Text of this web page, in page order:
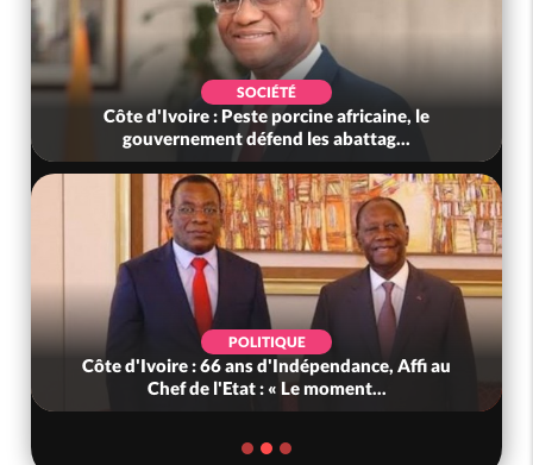
SOCIÉTÉ
Côte d'Ivoire : Peste porcine africaine, le
gouvernement défend les abattag...
POLITIQUE
Côte d'Ivoire : 66 ans d'Indépendance, Affi au
Chef de l'Etat : « Le moment...